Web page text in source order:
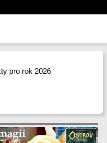
pro rok 2026